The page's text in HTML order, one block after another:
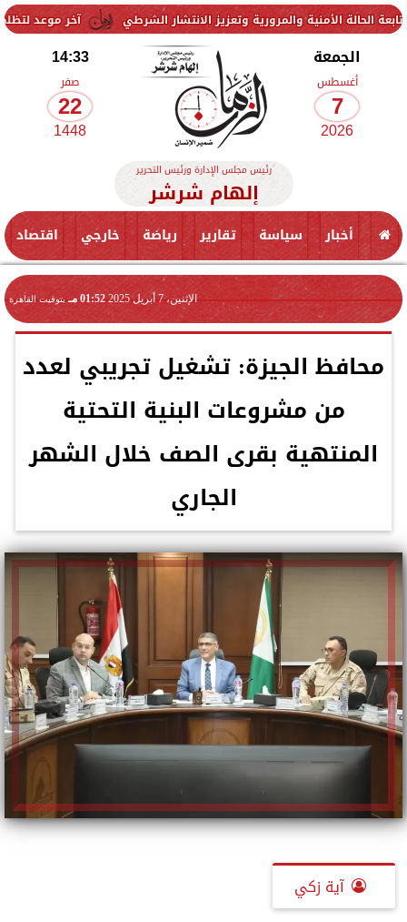
آخر موعد لتظلمات الثانوية العامة 2026.. الرابط والرسوم والمرورية وتعزيز الانتشار الشرطي
الجمعة
أغسطس
7
2026
14:33
صفر
22
1448
رئيس مجلس الإدارة ورئيس التحرير
إلهام شرشر
أخبار سياسة تقارير رياضة خارجي اقتصاد
الإثنين، 7 أبريل 2025 01:52 مـ بتوقيت القاهرة
محافظ الجيزة: تشغيل تجريبي لعدد
من مشروعات البنية التحتية
المنتهية بقرى الصف خلال الشهر
الجاري
آية زكي